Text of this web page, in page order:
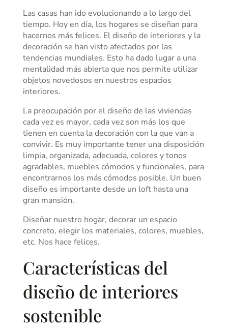
Las casas han ido evolucionando a lo largo del
tiempo. Hoy en día, los hogares se diseñan para
hacernos más felices. El diseño de interiores y la
decoración se han visto afectados por las
tendencias mundiales. Esto ha dado lugar a una
mentalidad más abierta que nos permite utilizar
objetos novedosos en nuestros espacios
interiores.
La preocupación por el diseño de las viviendas
cada vez es mayor, cada vez son más los que
tienen en cuenta la decoración con la que van a
convivir. Es muy importante tener una disposición
limpia, organizada, adecuada, colores y tonos
agradables, muebles cómodos y funcionales, para
encontrarnos los más cómodos posible. Un buen
diseño es importante desde un loft hasta una
gran mansión.
Diseñar nuestro hogar, decorar un espacio
concreto, elegir los materiales, colores, muebles,
etc. Nos hace felices.
Características del
diseño de interiores
sostenible